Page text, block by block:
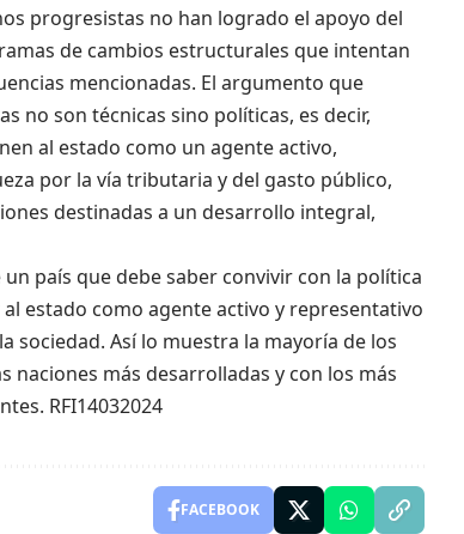
progresistas no han logrado el apoyo del
s de cambios estructurales que intentan
mencionadas. El argumento que
no son técnicas sino políticas, es decir,
al estado como un agente activo,
por la vía tributaria y del gasto público,
destinadas a un desarrollo integral,
un país que debe saber convivir con la política
estado como agente activo y representativo
sociedad. Así lo muestra la mayoría de los
s naciones más desarrolladas y con los más
RFI14032024
FACEBOOK